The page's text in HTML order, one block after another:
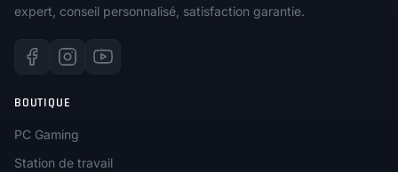
expert, conseil personnalisé, satisfaction garantie.
BOUTIQUE
PC Gaming
Station de travail